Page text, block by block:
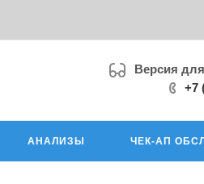
Версия
+7
АНАЛИЗЫ ЧЕК-АП